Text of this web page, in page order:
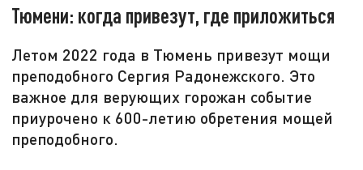
Тюмени: когда привезут, где приложиться
Летом 2022 года в Тюмень привезут мощи
преподобного Сергия Радонежского. Это
важное для верующих горожан событие
приурочено к 600-летию обретения мощей
преподобного.